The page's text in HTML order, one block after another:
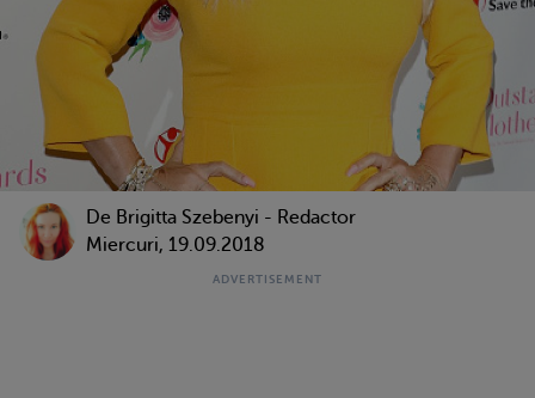
De Brigitta Szebenyi - Redactor
Miercuri, 19.09.2018